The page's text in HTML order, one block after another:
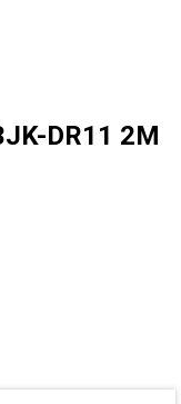
DR11 2M